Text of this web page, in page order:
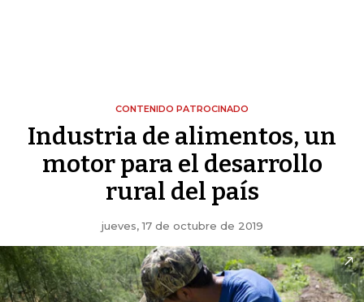
CONTENIDO PATROCINADO
Industria de alimentos, un
motor para el desarrollo
rural del país
jueves, 17 de octubre de 2019